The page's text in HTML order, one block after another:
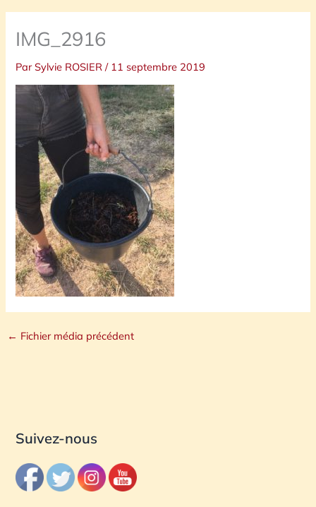
IMG_2916
ParSylvie ROSIER/ 11 septembre 2019
← Fichier média précédent
Suivez-nous